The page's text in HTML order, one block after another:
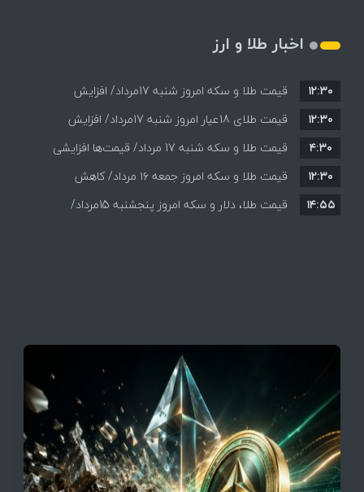
اخبار طلا و ارز
قیمت طلا و سکه امروز شنبه 17مرداد/ افزایش
همه قیمت ها + جدول و جزئیات
۱۲:۳۰
قیمت طلای 18عیار امروز شنبه 17مرداد/ افزایش
قیمت + جدول و جزئیات
۱۲:۳۰
قیمت طلا و سکه شنبه 17 مرداد/ قیمت‌ها افزایشی
۴:۳۰
قیمت طلا و سکه امروز جمعه ۱۶ مرداد/ کاهش
قیمت ها+ جدول و جزییات
۱۲:۳۰
قیمت طلا، دلار و سکه امروز پنجشنبه 15مرداد/
۱۴:۵۵